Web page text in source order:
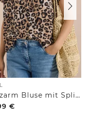
Kurzarm Bluse mit Split Neck und Leo-Print
€